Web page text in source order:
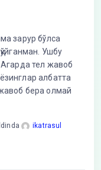
зарур бўлса
Ушбу
тел жавоб
албатта
бера олмай
ikatrasul